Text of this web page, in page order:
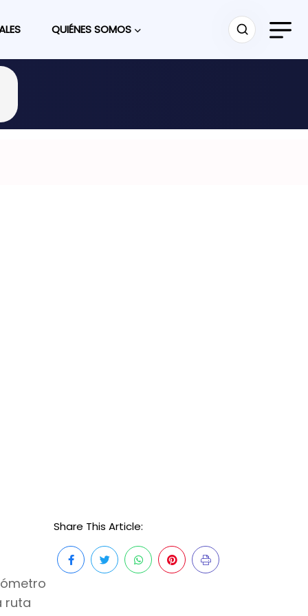
QUIÉNES SOMOS
ruta
Share This Article: